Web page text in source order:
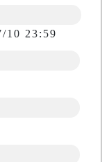
10 23:59